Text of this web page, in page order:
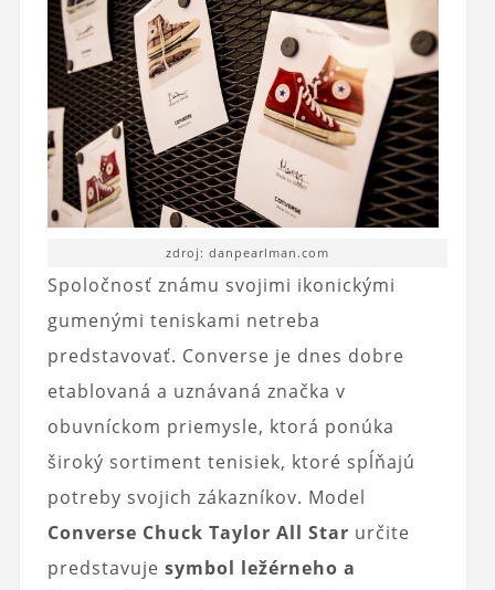
zdroj: danpearlman.com
Spoločnosť známu svojimi ikonickými
gumenými teniskami netreba
predstavovať. Converse je dnes dobre
etablovaná a uznávaná značka v
obuvníckom priemysle, ktorá ponúka
široký sortiment tenisiek, ktoré spĺňajú
potreby svojich zákazníkov. Model
Converse Chuck Taylor All Star určite
predstavuje symbol ležérneho a